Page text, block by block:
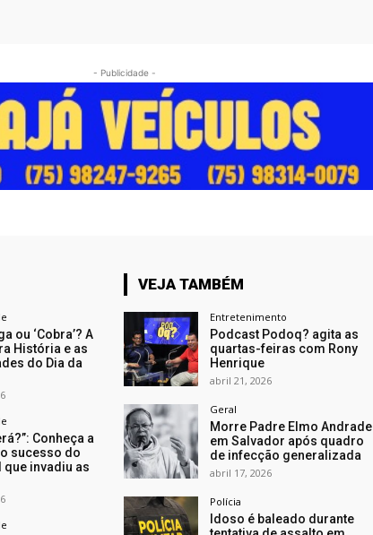
- Publicidade -
ou ‘Cobra’? A
História e as
do Dia da
Conheça a
sucesso do
que invadiu as
VEJA TAMBÉM
Entretenimento
Podcast Podoq? agita as
quartas-feiras com Rony
Henrique
abril 21, 2026
Geral
Morre Padre Elmo Andrade
em Salvador após quadro
de infecção generalizada
abril 17, 2026
Polícia
Idoso é baleado durante